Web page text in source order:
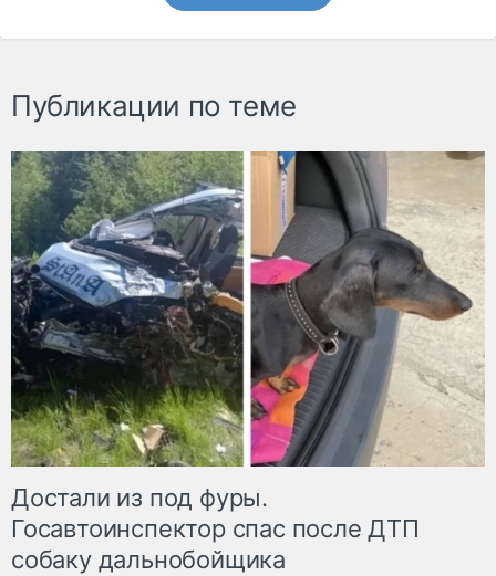
Публикации по теме
Достали из под фуры.
Госавтоинспектор спас после ДТП
собаку дальнобойщика